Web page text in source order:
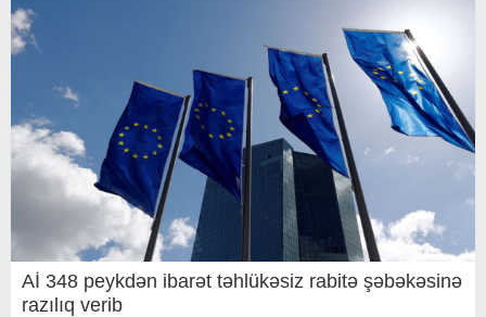
Aİ 348 peykdən ibarət təhlükəsiz rabitə şəbəkəsinə
razılıq verib